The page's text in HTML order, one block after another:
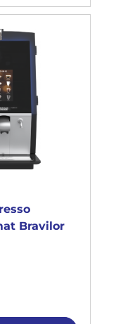
Bravilor